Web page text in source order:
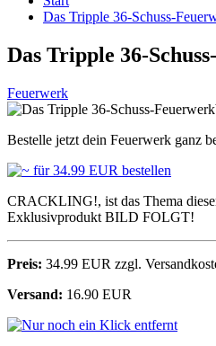
Das Tripple 36-Schuss-
Das Tripple 36-
Feuerwerk
Bestelle jetzt dein Feuerwerk ganz
CRACKLING!, ist das Thema
Exklusivprodukt BILD FOLGT!
Preis: 34.99 EUR zzgl.
Versand: 16.90 EUR